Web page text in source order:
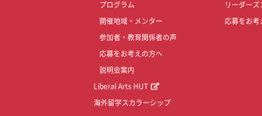
プログラム
開催地域・メンター
参加者・教育関係者の声
応募をお考えの方へ
説明会案内
Liberal Arts HUT
海外留学スカラーシップ
リーダーズ
応募をお考